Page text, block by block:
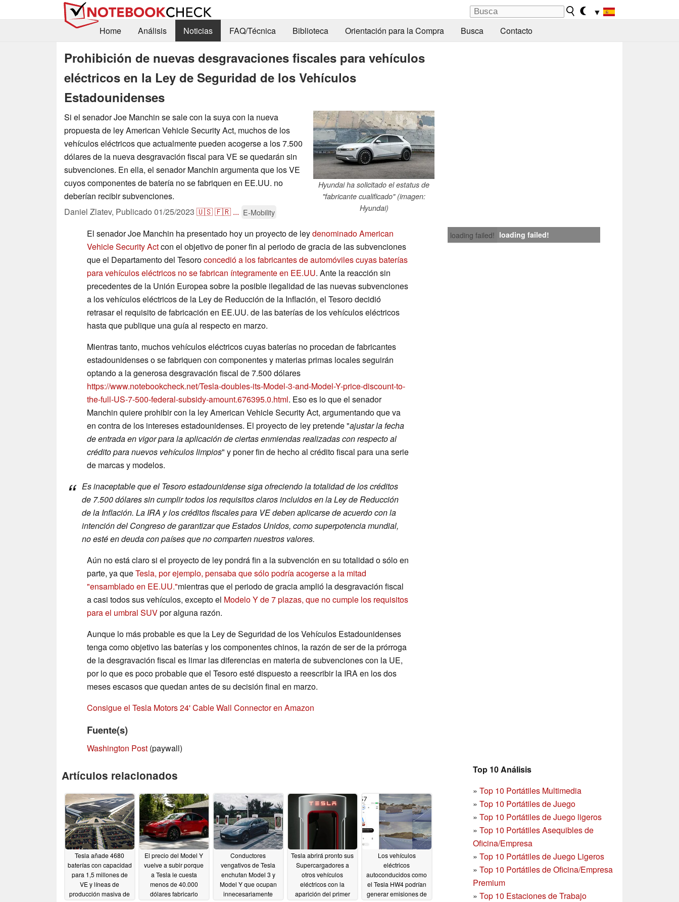
▼
Home
Análisis Noticias FAQ/Técnica Biblioteca Orientación para la Compra Busca Contacto
Prohibición de nuevas desgravaciones fiscales para vehículos
eléctricos en la Ley de Seguridad de los Vehículos
Estadounidenses
Hyundai ha solicitado el estatus de
"fabricante cualificado" (imagen:
Hyundai)
Si el senador Joe Manchin se sale con la suya con la nueva
propuesta de ley American Vehicle Security Act, muchos de los
vehículos eléctricos que actualmente pueden acogerse a los 7.500
dólares de la nueva desgravación fiscal para VE se quedarán sin
subvenciones. En ella, el senador Manchin argumenta que los VE
cuyos componentes de batería no se fabriquen en EE.UU. no
deberían recibir subvenciones.
Daniel Zlatev, Publicado 01/25/2023 🇺🇸🇫🇷 ... E-Mobility
loading failed! loading failed!
El senador Joe Manchin ha presentado hoy un proyecto de leydenominado American
Vehicle Security Actcon el objetivo de poner fin al periodo de gracia de las subvenciones
que el Departamento del Tesoroconcedió a los fabricantes de automóviles cuyas baterías
para vehículos eléctricos no se fabrican íntegramente en EE.UU. Ante la reacción sin
precedentes de la Unión Europea sobre la posible ilegalidad de las nuevas subvenciones
a los vehículos eléctricos de la Ley de Reducción de la Inflación, el Tesoro decidió
retrasar el requisito de fabricación en EE.UU. de las baterías de los vehículos eléctricos
hasta que publique una guía al respecto en marzo.
Mientras tanto, muchos vehículos eléctricos cuyas baterías no procedan de fabricantes
estadounidenses o se fabriquen con componentes y materias primas locales seguirán
optando a la generosa desgravación fiscal de 7.500 dólares
https://www.notebookcheck.net/Tesla-doubles-its-Model-3-and-Model-Y-price-discount-to-
the-full-US-7-500-federal-subsidy-amount.676395.0.html. Eso es lo que el senador
Manchin quiere prohibir con la ley American Vehicle Security Act, argumentando que va
en contra de los intereses estadounidenses. El proyecto de ley pretende "ajustar la fecha
de entrada en vigor para la aplicación de ciertas enmiendas realizadas con respecto al
crédito para nuevos vehículos limpios" y poner fin de hecho al crédito fiscal para una serie
de marcas y modelos.
Es inaceptable que el Tesoro estadounidense siga ofreciendo la totalidad de los créditos
de 7.500 dólares sin cumplir todos los requisitos claros incluidos en la Ley de Reducción
de la Inflación. La IRA y los créditos fiscales para VE deben aplicarse de acuerdo con la
intención del Congreso de garantizar que Estados Unidos, como superpotencia mundial,
no esté en deuda con países que no comparten nuestros valores.
Aún no está claro si el proyecto de ley pondrá fin a la subvención en su totalidad o sólo en
parte, ya queTesla, por ejemplo, pensaba que sólo podría acogerse a la mitad
"ensamblado en EE.UU."mientras que el periodo de gracia amplió la desgravación fiscal
a casi todos sus vehículos, excepto el Modelo Y de 7 plazas, que no cumple los requisitos
para el umbral SUVpor alguna razón.
Aunque lo más probable es que la Ley de Seguridad de los Vehículos Estadounidenses
tenga como objetivo las baterías y los componentes chinos, la razón de ser de la prórroga
de la desgravación fiscal es limar las diferencias en materia de subvenciones con la UE,
por lo que es poco probable que el Tesoro esté dispuesto a reescribir la IRA en los dos
meses escasos que quedan antes de su decisión final en marzo.
Consigue el Tesla Motors 24' Cable Wall Connector en Amazon
Fuente(s)
Washington Post (paywall)
Top 10 Análisis
» Top 10 Portátiles Multimedia
» Top 10 Portátiles de Juego
» Top 10 Portátiles de Juego ligeros
» Top 10 Portátiles Asequibles de
Oficina/Empresa
» Top 10 Portátiles de Juego Ligeros
» Top 10 Portátiles de Oficina/Empresa
Premium
» Top 10 Estaciones de Trabajo
Artículos relacionados
Tesla añade 4680
baterías con capacidad
para 1,5 millones de
VE y líneas de
producción masiva de
El precio del Model Y
vuelve a subir porque
a Tesla le cuesta
menos de 40.000
dólares fabricarlo
Conductores
vengativos de Tesla
enchufan Model 3 y
Model Y que ocupan
innecesariamente
Tesla abrirá pronto sus
Supercargadores a
otros vehículos
eléctricos con la
aparición del primer
Los vehículos
eléctricos
autoconducidos como
el Tesla HW4 podrían
generar emisiones de